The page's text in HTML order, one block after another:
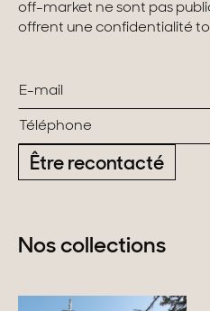
off-market ne sont pas
offrent une confidentialité
Être recontacté
Nos collections